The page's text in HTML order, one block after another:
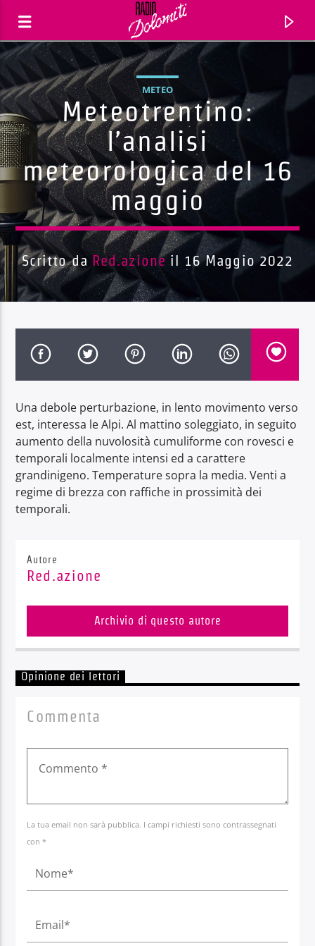
Traccia corrente
Titolo
Artista
Radio Dolomiti
METEO
Meteotrentino:
l’analisi
meteorologica del 16
maggio
Scritto da Red.azione il 16 Maggio 2022
Una debole perturbazione, in lento movimento verso
est, interessa le Alpi. Al mattino soleggiato, in seguito
aumento della nuvolosità cumuliforme con rovesci e
temporali localmente intensi ed a carattere
grandinigeno. Temperature sopra la media. Venti a
regime di brezza con raffiche in prossimità dei
temporali.
Autore
Red.azione
Archivio di questo autore
Opinione dei lettori
Commenta
La tua email non sarà pubblica. I campi richiesti sono contrassegnati
con *